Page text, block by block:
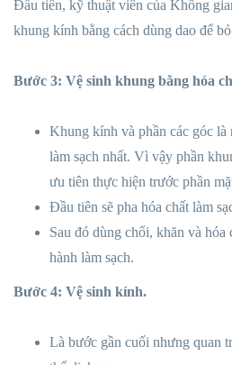
Đầu tiên, kỹ thuật viên của Không
khung kính bằng cách dùng dao để
Bước 3: Vệ sinh khung bằng hóa
Khung kính và phần các góc
làm sạch nhất. Vì vậy phần
ưu tiên thực hiện trước phần
Đầu tiên sẽ pha hóa chất làm
Sau đó dùng chổi, khăn và hóa
hành làm sạch.
Bước 4: Vệ sinh kính.
Là bước gần cuối nhưng quan